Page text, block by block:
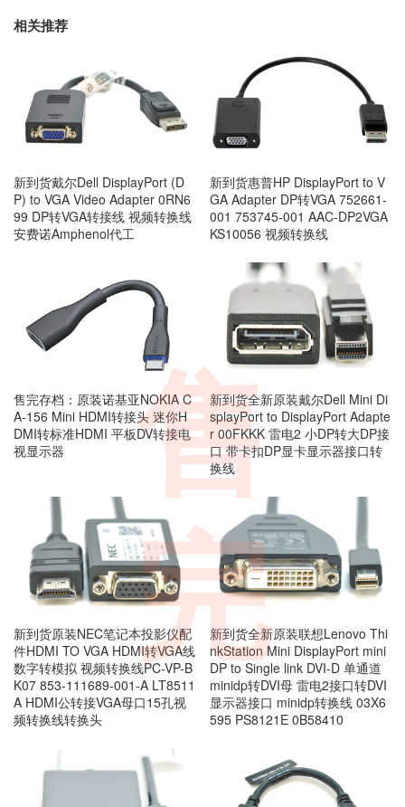
相关推荐
新到货戴尔Dell DisplayPort (D
P) to VGA Video Adapter 0RN6
99 DP转VGA转接线 视频转换线
安费诺Amphenol代工
新到货惠普HP DisplayPort to V
GA Adapter DP转VGA 752661-
001 753745-001 AAC-DP2VGA
KS10056 视频转换线
售完存档：原装诺基亚NOKIA C
A-156 Mini HDMI转接头 迷你H
DMI转标准HDMI 平板DV转接电
视显示器
新到货全新原装戴尔Dell Mini Di
splayPort to DisplayPort Adapte
r 00FKKK 雷电2 小DP转大DP接
口 带卡扣DP显卡显示器接口转
换线
新到货原装NEC笔记本投影仪配
件HDMI TO VGA HDMI转VGA线
数字转模拟 视频转换线PC-VP-B
K07 853-111689-001-A LT8511
A HDMI公转接VGA母口15孔视
频转换线转换头
新到货全新原装联想Lenovo Thi
nkStation Mini DisplayPort mini
DP to Single link DVI-D 单通道
minidp转DVI母 雷电2接口转DVI
显示器接口 minidp转换线 03X6
595 PS8121E 0B58410
售
完